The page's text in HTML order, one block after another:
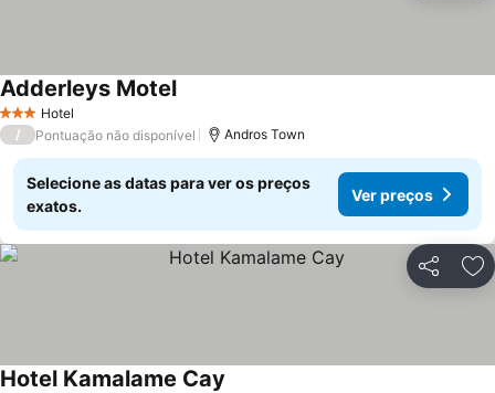
3 EstrelasHotel
Adderleys MotelVer preços
/ Pontuação não disponível Andros Town
Selecione as datas para ver os preços
exatos.
Ver preços
Partilhar
Hotel Kamalame Cay